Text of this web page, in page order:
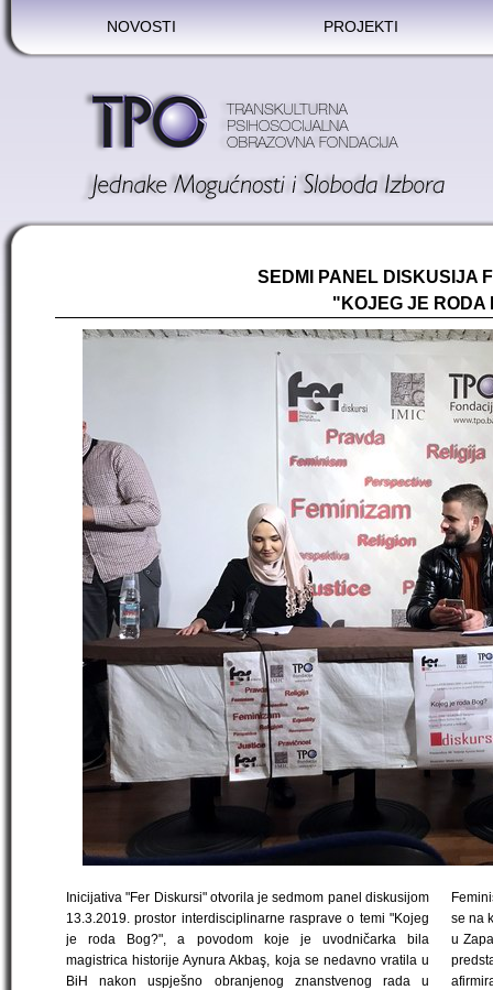
NOVOSTI PROJEKTI
SEDMI PANEL DISKUSIJA
"KOJEG JE RODA
Inicijativa "Fer Diskursi" otvorila je sedmom panel diskusijom
13.3.2019. prostor interdisciplinarne rasprave o temi "Kojeg
je roda Bog?", a povodom koje je uvodničarka bila
magistrica historije Aynura Akbaş, koja se nedavno vratila u
BiH nakon uspješno obranjenog znanstvenog rada u
se na
u